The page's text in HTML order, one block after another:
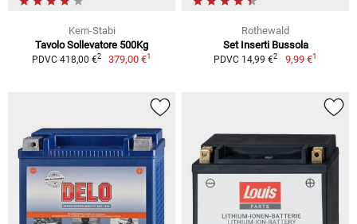
Kern-Stabi
Tavolo Sollevatore 500Kg
PDVC 418,00 €2 379,00 €1
Rothewald
Set Inserti Bussola
PDVC 14,99 €2 9,99 €1